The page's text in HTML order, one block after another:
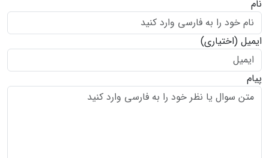
نام
ایمیل (اختیاری)
پیام